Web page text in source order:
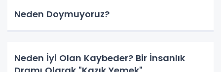
Neden Doymuyoruz?
Neden İyi Olan Kaybeder? Bir İnsanlık